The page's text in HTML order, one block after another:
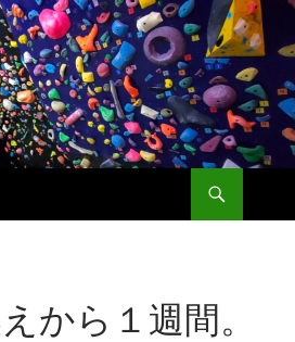
から１週間。